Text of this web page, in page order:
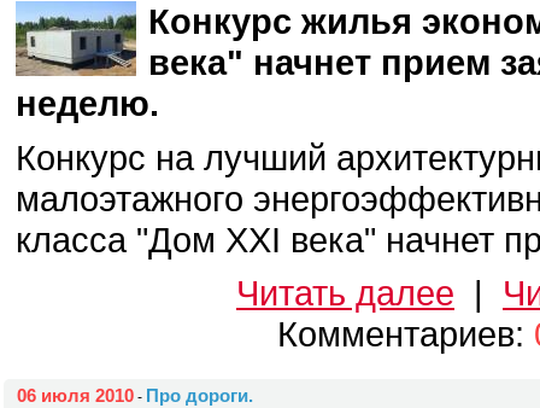
Конкурс жилья
века" начнет прием
неделю.
Конкурс на лучший
малоэтажного
класса "Дом XXI века" начнет
Читать далее |
Комментариев:
06 июля 2010 - Про дороги.